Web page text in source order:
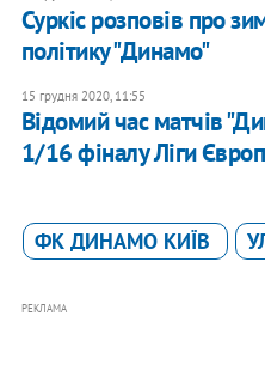
Суркіс розповів про
політику "Динамо"
15 грудня 2020, 11:55
Відомий час матчів
1/16 фіналу Ліги
ФК ДИНАМО КИЇВ
РЕКЛАМА